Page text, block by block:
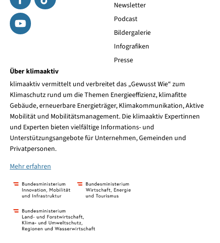
Newsletter
Podcast
Bildergalerie
Infografiken
Presse
Über klimaaktiv
klimaaktiv vermittelt und verbreitet das „Gewusst Wie“ zum
Klimaschutz rund um die Themen Energieeffizienz, klimafitte
Gebäude, erneuerbare Energieträger, Klimakommunikation, Aktive
Mobilität und Mobilitätsmanagement. Die klimaaktiv Expertinnen
und Experten bieten vielfältige Informations- und
Unterstützungsangebote für Unternehmen, Gemeinden und
Privatpersonen.
Mehr erfahren